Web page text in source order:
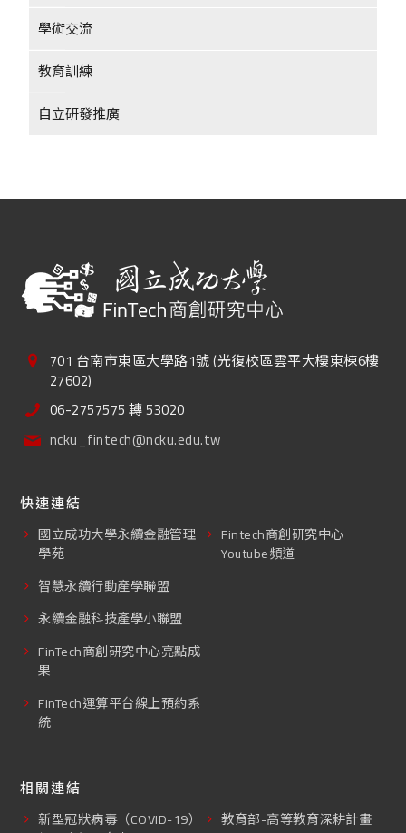
學術交流
教育訓練
自立研發推廣
701 台南市東區大學路1號 (光復校區雲平大樓東棟6樓
27602)
06-2757575 轉 53020
ncku_fintech@ncku.edu.tw
快速連結
國立成功大學永續金融管理
學苑
智慧永續行動產學聯盟
永續金融科技產學小聯盟
FinTech商創研究中心亮點成
果
FinTech運算平台線上預約系
統
Fintech商創研究中心
Youtube頻道
相關連結
新型冠狀病毒（COVID-19） 教育部-高等教育深耕計畫